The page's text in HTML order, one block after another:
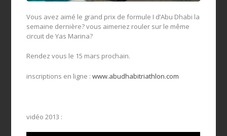
Vous avez aimé le grand prix de formule I d’Abu Dhabi la
semaine dernière? vous aimeriez rouler sur le même
circuit de Yas Marina?
Rendez vous le 15 mars prochain.
inscriptions en ligne :www.abudhabitriathlon.com
vidéo 2013 :